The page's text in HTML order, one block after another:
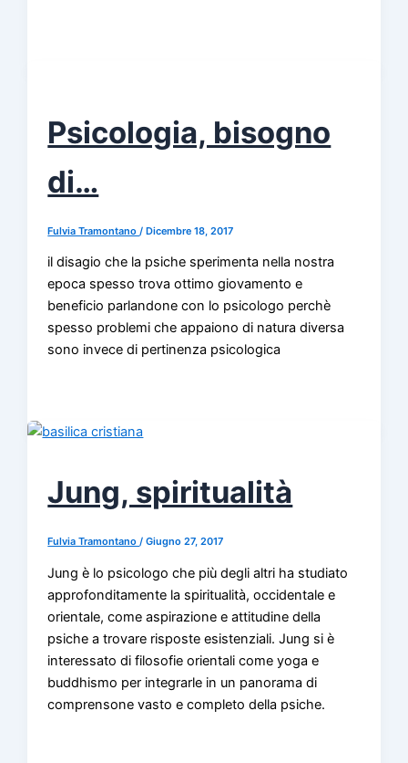
Psicologia, bisogno
di…
Fulvia Tramontano/Dicembre 18, 2017
il disagio che la psiche sperimenta nella nostra
epoca spesso trova ottimo giovamento e
beneficio parlandone con lo psicologo perchè
spesso problemi che appaiono di natura diversa
sono invece di pertinenza psicologica
Jung, spiritualità
Fulvia Tramontano/Giugno 27, 2017
Jung è lo psicologo che più degli altri ha studiato
approfonditamente la spiritualità, occidentale e
orientale, come aspirazione e attitudine della
psiche a trovare risposte esistenziali. Jung si è
interessato di filosofie orientali come yoga e
buddhismo per integrarle in un panorama di
comprensone vasto e completo della psiche.